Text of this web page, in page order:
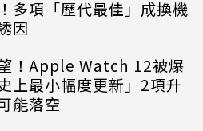
多項「歷代最佳」成換機
因
！Apple Watch 12被爆
史上最小幅度更新」2項升
能落空